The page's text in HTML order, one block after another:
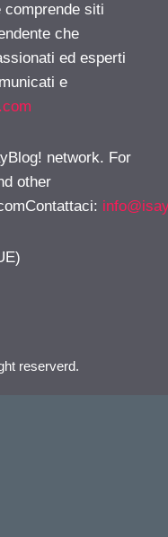
siti
che
ed esperti
e
network. For
other
:
reserverd.